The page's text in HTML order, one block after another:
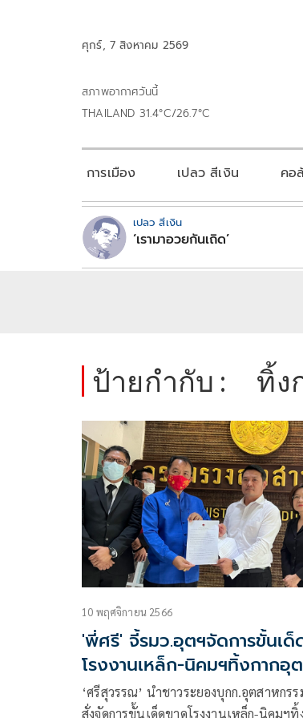
ศุกร์, 7 สิงหาคม 2569
สภาพอากาศวันนี้
THAILAND 31.4°C/26.7°C
การเมือง เปลว สีเงิน คอ
เปลว สีเงิน
‘เรามาอวยกันเถิด’
ป้ายกำกับ : ทิ้ง
10 พฤศจิกายน 2566
'พี่ศรี' จี้รมว.อุตฯจัดการขั้นเด็
โรงงานเหล็ก-นิคมฯทิ้งกากอุ
‘ศรีสุวรรณ’ นำชาวระยองบุกก.อุตสาหกร
สั่งจัดการขั้นเด็ดขาดโรงงานเหล็ก-นิคมฯทิ้